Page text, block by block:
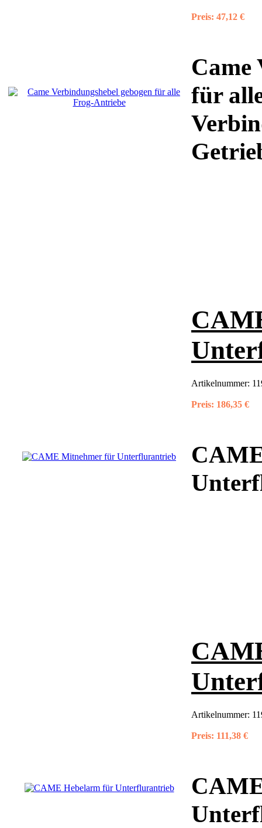
Preis: 47,12 €
Came
für
Artikelnummer:
Preis: 186,35 €
Artikelnummer:
Preis: 111,38 €